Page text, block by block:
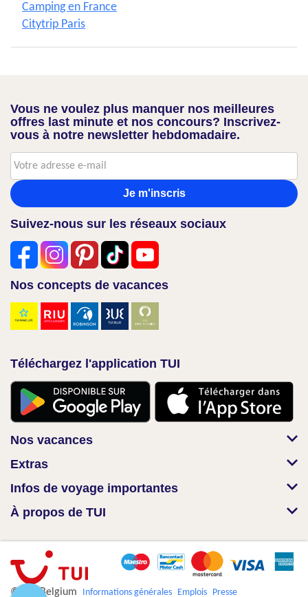
Camping en France
Citytrip Paris
Vous ne voulez plus manquer nos meilleures
offres last minute et nos concours? Inscrivez-
vous à notre newsletter hebdomadaire.
Je m'inscris
Suivez-nous sur les réseaux sociaux
Nos concepts de vacances
Téléchargez l'application TUI
Nos vacances
Extras
Infos de voyage importantes
À propos de TUI
© TUI Belgium Informations générales Emplois Presse